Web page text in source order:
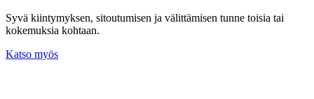
Syvä kiintymyksen, sitoutumisen ja välittämisen tunne toisia tai
kokemuksia kohtaan.
Katso myös